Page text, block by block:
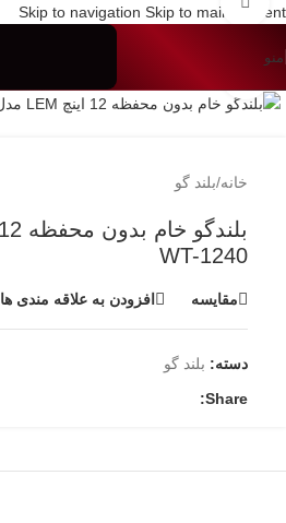
Skip to navigation Skip to main content
منو
خانه/بلند گو
WT-1240
مقایسه افزودن به علاقه مندی ها
دسته: بلند گو
Share: